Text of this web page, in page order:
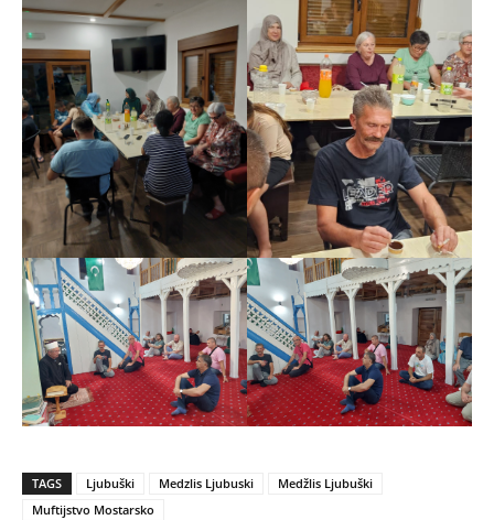
TAGS Ljubuški Medzlis Ljubuski
Medžlis Ljubuški
Muftijstvo Mostarsko